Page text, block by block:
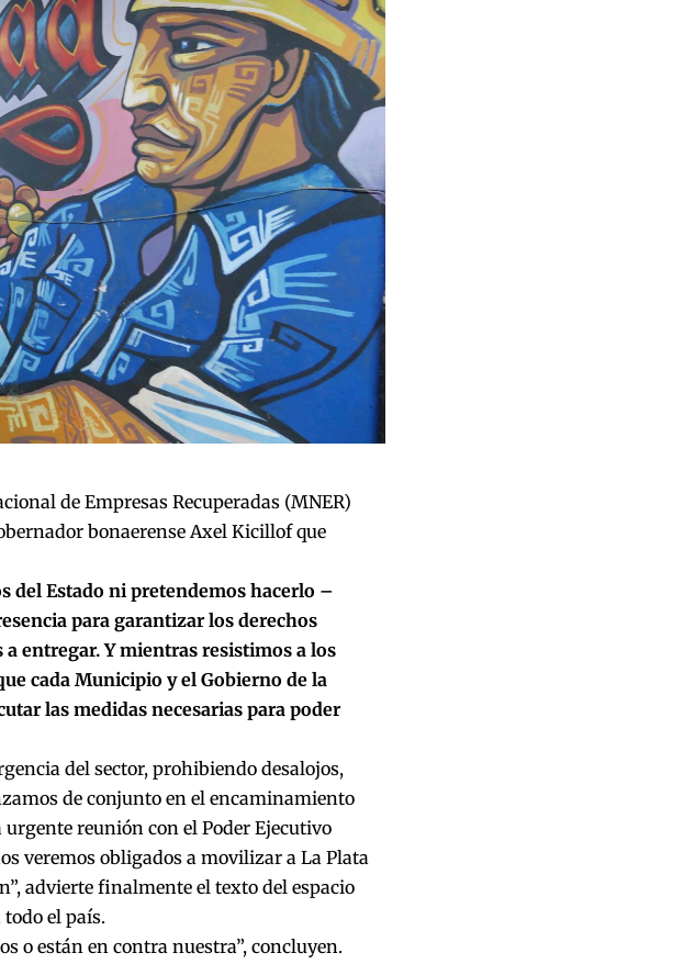
de Empresas Recuperadas (MNER)
bonaerense Axel Kicillof que
del Estado ni pretendemos hacerlo –
para garantizar los derechos
entregar. Y mientras resistimos a los
cada Municipio y el Gobierno de la
las medidas necesarias para poder
del sector, prohibiendo desalojos,
de conjunto en el encaminamiento
reunión con el Poder Ejecutivo
veremos obligados a movilizar a La Plata
advierte finalmente el texto del espacio
el país.
o están en contra nuestra”, concluyen.